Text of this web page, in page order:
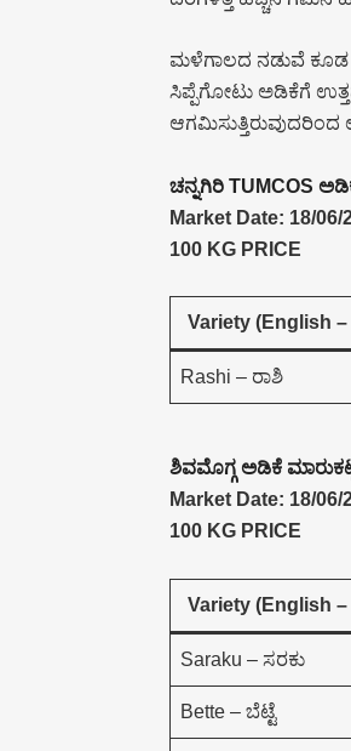
ಮಳೆಗಾಲದ ನಡುವೆ ಕೂಡ
ಸಿಪ್ಪೆಗೋಟು ಅಡಿಕೆಗೆ
ಚನ್ನಗಿರಿ TUMCOS
Market Date: 18/06/
100 KG PRICE
Variety (English
Rashi – ರಾಶಿ
ಶಿವಮೊಗ್ಗ ಅಡಿಕೆ
Market Date: 18/06/
100 KG PRICE
Variety (English
Saraku – ಸರಕು
Bette – ಬೆಟ್ಟೆ